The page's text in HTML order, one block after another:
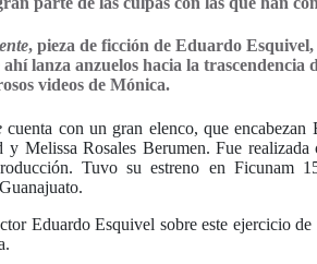
, pieza de ficción de Eduardo
lanza anzuelos hacia la
videos de Mónica.
cuenta con un gran elenco, que
y Melissa Rosales Berumen. Fue
Tuvo su estreno en Ficunam
Eduardo Esquivel sobre este ejercicio